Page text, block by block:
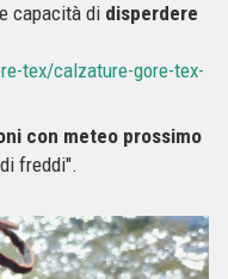
capacità di disperdere
tex/calzature-gore-tex-
con meteo prossimo
freddi".